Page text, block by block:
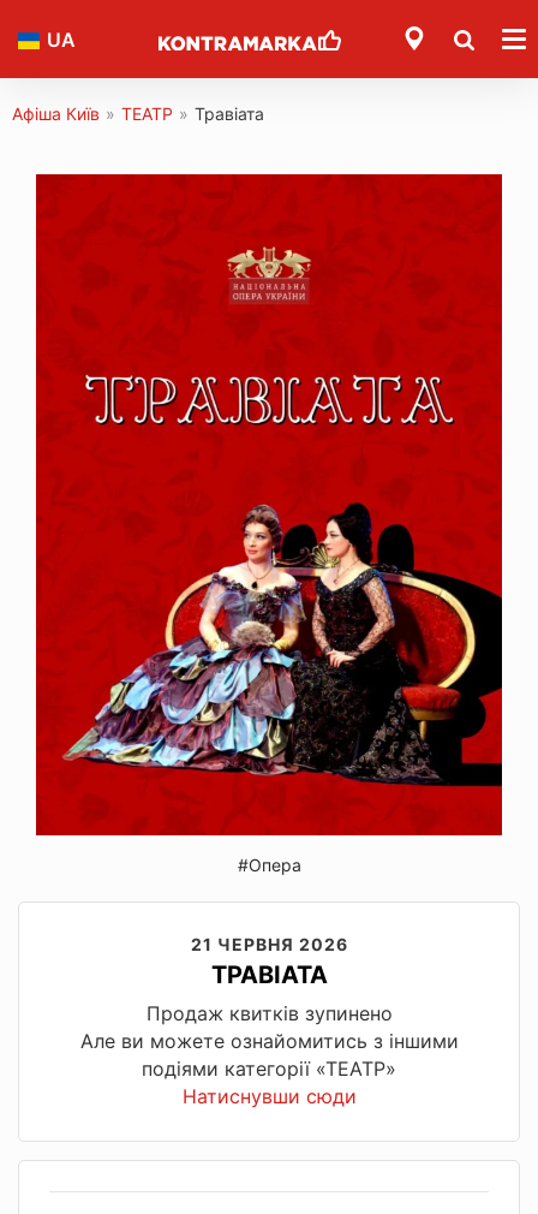
UA
Афіша Київ » ТЕАТР » Травіата
#Опера
21 ЧЕРВНЯ 2026
ТРАВІАТА
Продаж квитків зупинено
Але ви можете ознайомитись з іншими
подіями категорії «ТЕАТР»
Натиснувши сюди